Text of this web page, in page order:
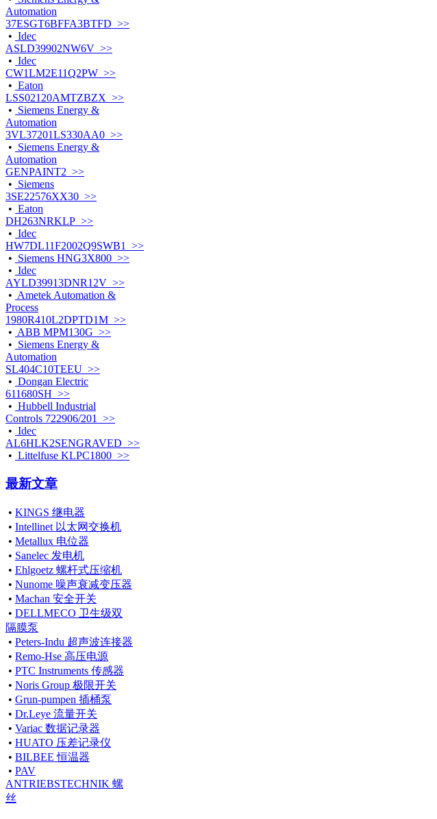
Automation
37ESGT6BFFA3BTFD >>
• Idec
ASLD39902NW6V >>
• Idec
CW1LM2E11Q2PW >>
• Eaton
LSS02120AMTZBZX >>
• Siemens Energy &
Automation
3VL37201LS330AA0 >>
• Siemens Energy &
Automation
GENPAINT2 >>
• Siemens
3SE22576XX30 >>
• Eaton
DH263NRKLP >>
• Idec
HW7DL11F2002Q9SWB1 >>
• Siemens HNG3X800 >>
• Idec
AYLD39913DNR12V >>
• Ametek Automation &
Process
1980R410L2DPTD1M >>
• ABB MPM130G >>
• Siemens Energy &
Automation
SL404C10TEEU >>
• Dongan Electric
611680SH >>
• Hubbell Industrial
Controls 722906/201 >>
• Idec
AL6HLK2SENGRAVED >>
• Littelfuse KLPC1800 >>
最新文章
• KINGS 继电器
• Intellinet 以太网交换机
• Metallux 电位器
• Sanelec 发电机
• Ehlgoetz 螺杆式压缩机
• Nunome 噪声衰减变压器
• Machan 安全开关
• DELLMECO 卫生级双
隔膜泵
• Peters-Indu 超声波连接器
• Remo-Hse 高压电源
• PTC Instruments 传感器
• Noris Group 极限开关
• Grun-pumpen 插桶泵
• Dr.Leye 流量开关
• Variac 数据记录器
• HUATO 压差记录仪
• BILBEE 恒温器
• PAV
ANTRIEBSTECHNIK 螺
丝